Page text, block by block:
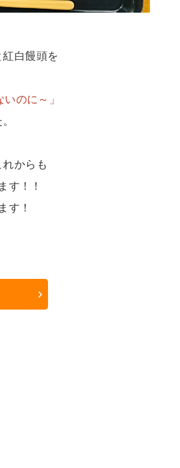
白饅頭を
のに～」
からも
す！！
す！